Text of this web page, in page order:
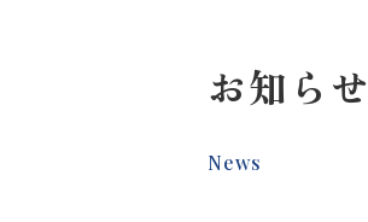
お知らせ
News